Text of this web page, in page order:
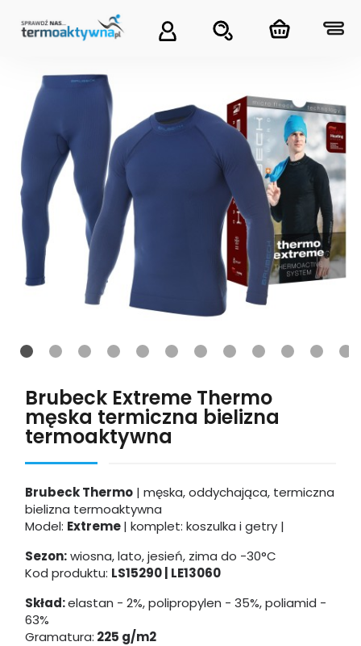
Brubeck Extreme Thermo
męska termiczna bielizna
termoaktywna
Brubeck Thermo | męska, oddychająca, termiczna
bielizna termoaktywna
Model: Extreme| komplet: koszulka i getry |
Sezon:wiosna, lato, jesień, zima do -30°C
Kod produktu: LS15290 | LE13060
Skład:elastan - 2%, polipropylen - 35%, poliamid -
63%
Gramatura: 225 g/m2